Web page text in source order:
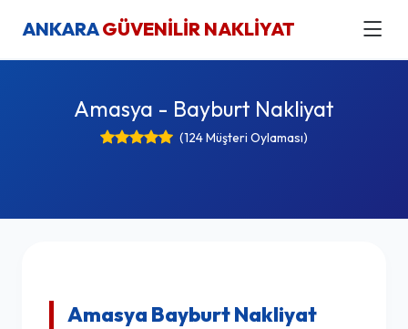
ANKARAGÜVENİLİR NAKLİYAT
Amasya - Bayburt Nakliyat
(124 Müşteri Oylaması)
Amasya Bayburt Nakliyat